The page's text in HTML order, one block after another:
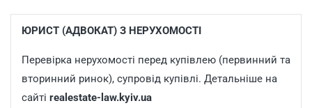
ЮРИСТ (АДВОКАТ) З НЕРУХОМОСТІ
Перевірка нерухомості перед купівлею (первинний та
вторинний ринок), супровід купівлі. Детальніше на
сайті realestate-law.kyiv.ua